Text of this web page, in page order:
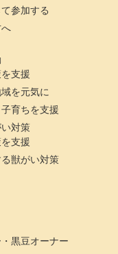
参加する
支援
を元気に
育ちを支援
対策
支援
獣がい対策
黒豆オーナー